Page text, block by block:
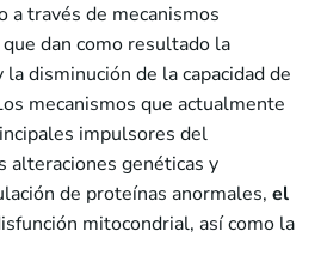
a través de mecanismos
dan como resultado la
la disminución de la capacidad de
mecanismos que actualmente
impulsores del
alteraciones genéticas y
de proteínas anormales, el
mitocondrial, así como la